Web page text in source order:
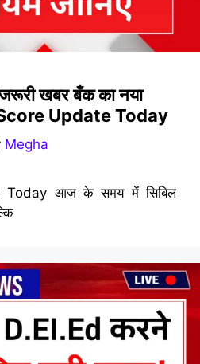
खबर बँक का नया
Score Update Today
Megha
Today आज के समय में सिबिल